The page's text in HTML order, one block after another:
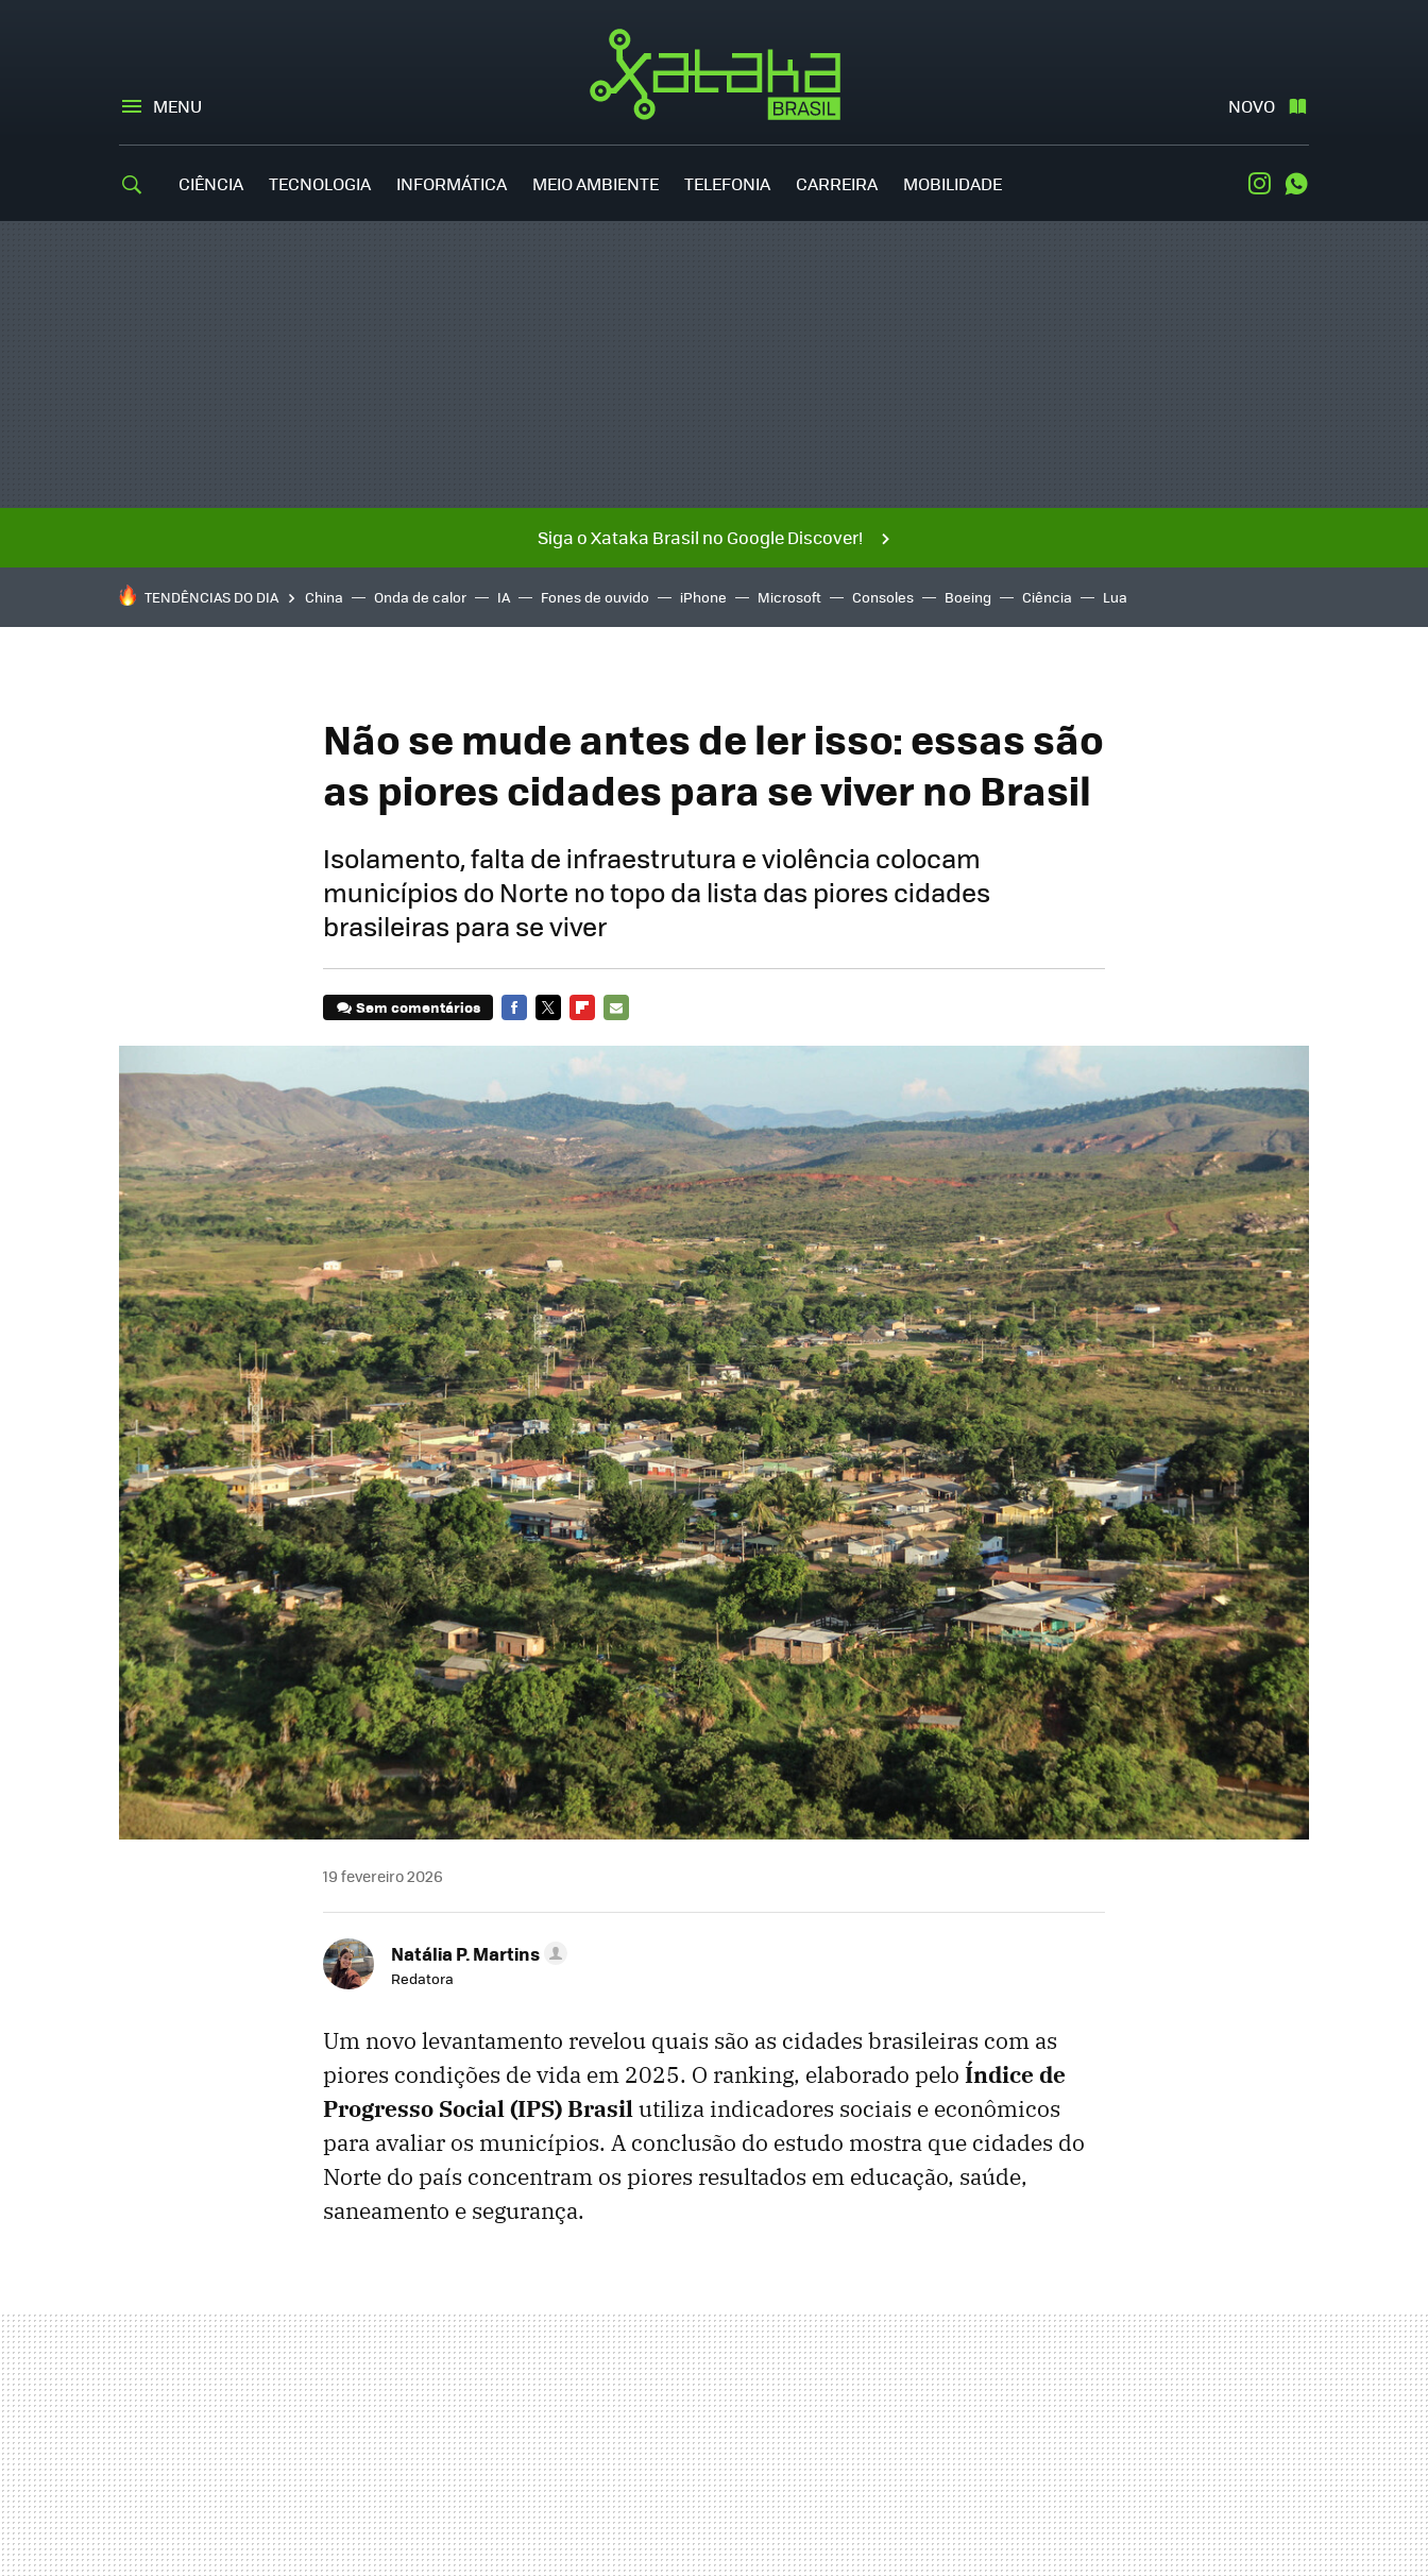
MENU NOVO
CIÊNCIA TECNOLOGIA INFORMÁTICA MEIO AMBIENTE TELEFONIA CARREIRA MOBILIDADE Instagram
Siga o Xataka Brasil no Google Discover!
TENDÊNCIAS DO DIA China Onda de calor IA Fones de ouvido iPhone Microsoft Consoles Boeing Ciência Lua
Não se mude antes de ler isso: essas são
as piores cidades para se viver no Brasil
Isolamento, falta de infraestrutura e violência colocam
municípios do Norte no topo da lista das piores cidades
brasileiras para se viver
Sem comentários
19 fevereiro 2026
Natália P. Martins
Redatora
Um novo levantamento revelou quais são as cidades brasileiras com as
piores condições de vida em 2025. O ranking, elaborado pelo Índice de
Progresso Social (IPS) Brasilutiliza indicadores sociais e econômicos
para avaliar os municípios. A conclusão do estudo mostra que cidades do
Norte do país concentram os piores resultados em educação, saúde,
saneamento e segurança.